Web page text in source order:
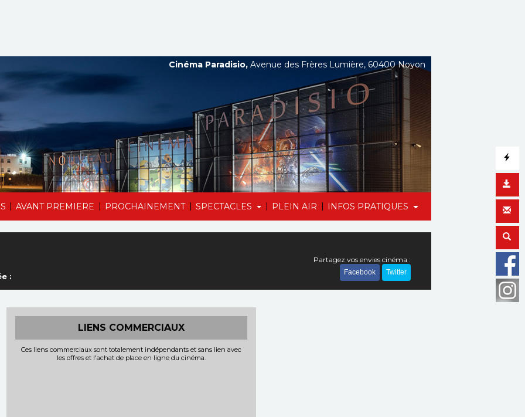
| AVANT PREMIERE | PROCHAINEMENT | SPECTACLES | PLEIN AIR | INFOS PRATIQUES
Cinéma Paradisio, Avenue des Frères Lumière, 60400 Noyon
:
Partagez vos envies cinéma :
Facebook Twitter
LIENS COMMERCIAUX
Ces liens commerciaux sont totalement indépendants et sans lien avec
les offres et l'achat de place en ligne du cinéma.